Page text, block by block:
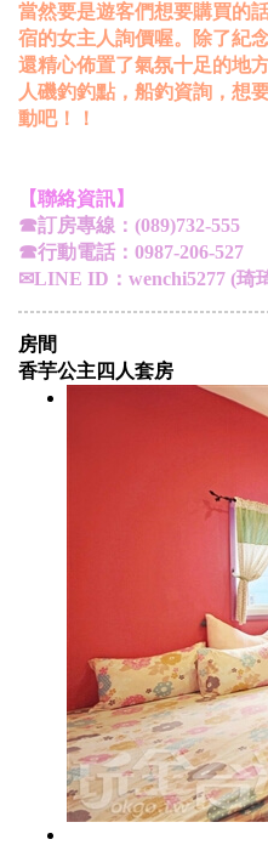
當然要是遊客們想要購買的
宿的女主人詢價喔。除了紀
還精心佈置了氣氛十足的地
人磯釣釣點，船釣資詢，想
動吧！！
【聯絡資訊】
☎訂房專線：(089)732-555
☎行動電話： 0987-206-527
✉LINE ID：wenchi5277 (琦
房間
香芋公主四人套房